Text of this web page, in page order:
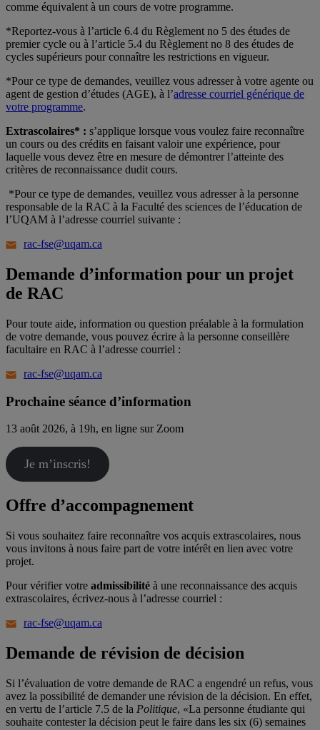
comme équivalent à un cours de votre programme.
*Reportez-vous à l’article 6.4 du Règlement no 5 des études de
premier cycle ou à l’article 5.4 du Règlement no 8 des études de
cycles supérieurs pour connaître les restrictions en vigueur.
*Pour ce type de demandes, veuillez vous adresser à votre agente ou
agent de gestion d’études (AGE), à l’adresse courriel générique de
votre programme.
Extrascolaires* : s’applique lorsque vous voulez faire reconnaître
un cours ou des crédits en faisant valoir une expérience, pour
laquelle vous devez être en mesure de démontrer l’atteinte des
critères de reconnaissance dudit cours.
*Pour ce type de demandes, veuillez vous adresser à la personne
responsable de la RAC à la Faculté des sciences de l’éducation de
l’UQAM à l’adresse courriel suivante :
rac-fse@uqam.ca
Demande d’information pour un projet
de RAC
Pour toute aide, information ou question préalable à la formulation
de votre demande, vous pouvez écrire à la personne conseillère
facultaire en RAC à l’adresse courriel :
rac-fse@uqam.ca
Prochaine séance d’information
13 août 2026, à 19h, en ligne sur Zoom
Je m’inscris!
Offre d’accompagnement
Si vous souhaitez faire reconnaître vos acquis extrascolaires, nous
vous invitons à nous faire part de votre intérêt en lien avec votre
projet.
Pour vérifier votre admissibilité à une reconnaissance des acquis
extrascolaires, écrivez-nous à l’adresse courriel :
rac-fse@uqam.ca
Demande de révision de décision
Si l’évaluation de votre demande de RAC a engendré un refus, vous
avez la possibilité de demander une révision de la décision. En effet,
en vertu de l’article 7.5 de la Politique, «La personne étudiante qui
souhaite contester la décision peut le faire dans les six (6) semaines